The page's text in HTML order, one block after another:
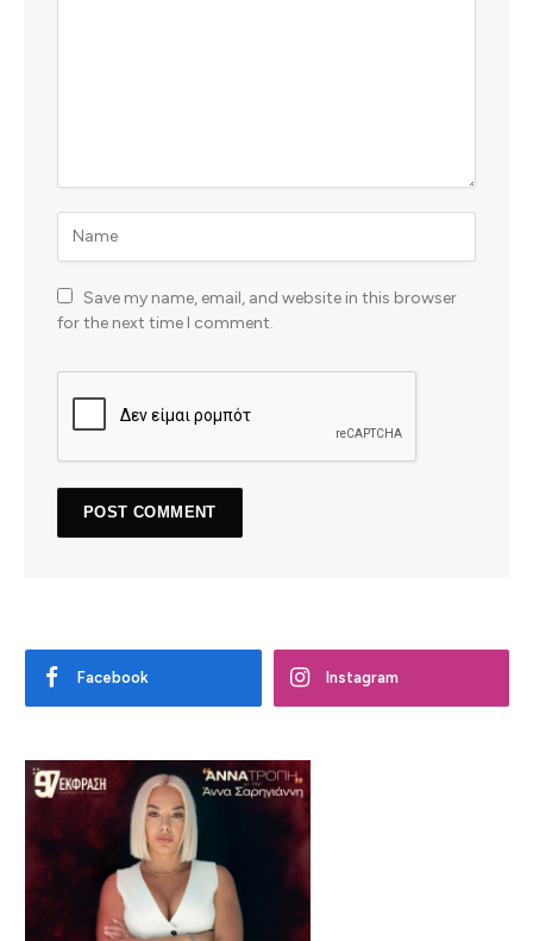
Save my name, email, and website in this browser
for the next time I comment.
Facebook Instagram